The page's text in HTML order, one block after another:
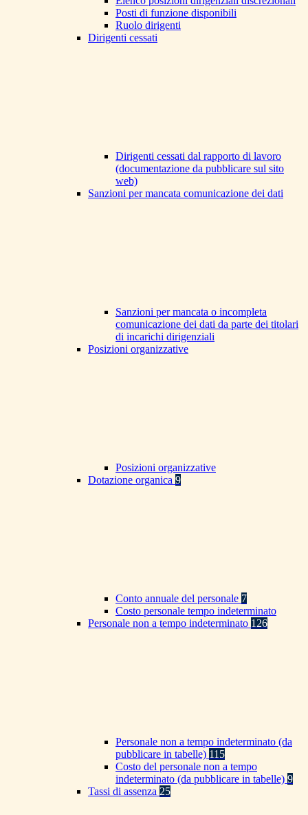
Posti di funzione disponibili
Ruolo dirigenti
Dirigenti cessati
Dirigenti cessati dal rapporto di lavoro
(documentazione da pubblicare sul sito
web)
Sanzioni per mancata comunicazione dei dati
Sanzioni per mancata o incompleta
comunicazione dei dati da parte dei titolari
di incarichi dirigenziali
Posizioni organizzative
Posizioni organizzative
Dotazione organica 9
Conto annuale del personale 7
Costo personale tempo indeterminato
Personale non a tempo indeterminato 126
Personale non a tempo indeterminato (da
pubblicare in tabelle) 115
Costo del personale non a tempo
indeterminato (da pubblicare in tabelle) 9
Tassi di assenza 25